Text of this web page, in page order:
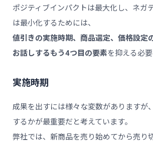
ポジティブインパクトは最大化し、ネガ
は最小化するためには、
値引きの実施時期、商品選定、価格設定
お話しするもう4つ目の要素を抑える必要
実施時期
成果を出すには様々な変数がありますが
するかが最重要だと考えています。
弊社では、新商品を売り始めてから売り